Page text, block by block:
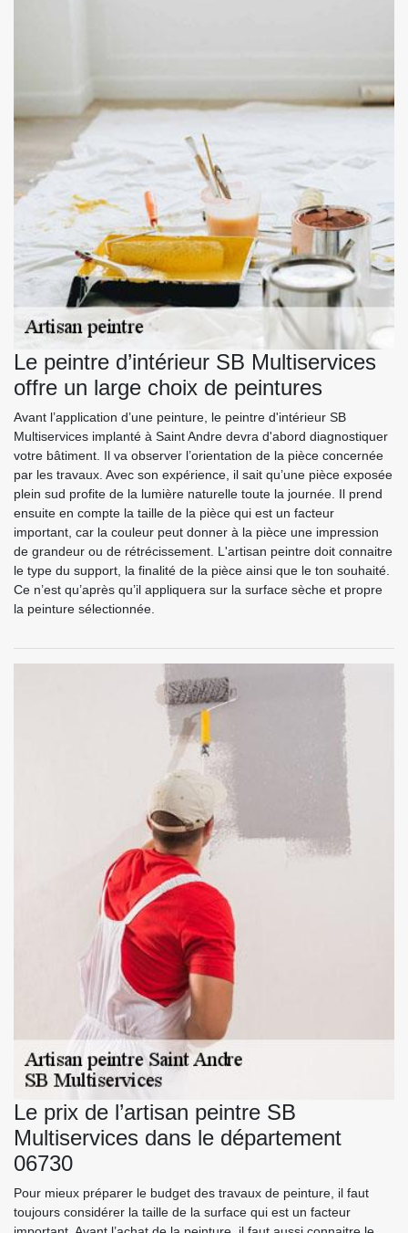
Le peintre d’intérieur SB Multiservices
offre un large choix de peintures
Avant l’application d’une peinture, le peintre d'intérieur SB
Multiservices implanté à Saint Andre devra d'abord diagnostiquer
votre bâtiment. Il va observer l’orientation de la pièce concernée
par les travaux. Avec son expérience, il sait qu’une pièce exposée
plein sud profite de la lumière naturelle toute la journée. Il prend
ensuite en compte la taille de la pièce qui est un facteur
important, car la couleur peut donner à la pièce une impression
de grandeur ou de rétrécissement. L'artisan peintre doit connaitre
le type du support, la finalité de la pièce ainsi que le ton souhaité.
Ce n’est qu’après qu’il appliquera sur la surface sèche et propre
la peinture sélectionnée.
Le prix de l’artisan peintre SB
Multiservices dans le département
06730
Pour mieux préparer le budget des travaux de peinture, il faut
toujours considérer la taille de la surface qui est un facteur